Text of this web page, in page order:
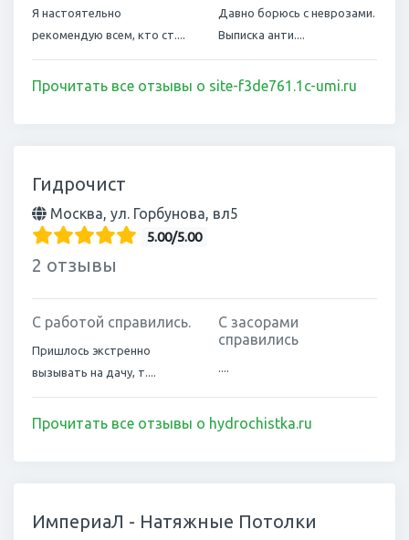
Я настоятельно
рекомендую всем, кто ст....
Давно борюсь с неврозами.
Выписка анти....
Прочитать все отзывы о site-f3de761.1c-umi.ru
Гидрочист
Москва, ул. Горбунова, вл5
5.00/5.00
2 отзывы
С работой справились.
Пришлось экстренно
вызывать на дачу, т....
С засорами
справились
....
Прочитать все отзывы о hydrochistka.ru
ИмпериаЛ - Натяжные Потолки